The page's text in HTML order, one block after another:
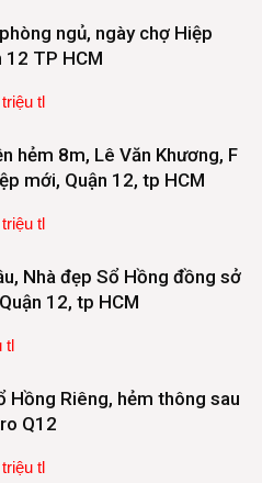
ngủ, ngày chợ Hiệp
12 TP HCM
tl
hẻm 8m, Lê Văn Khương, F
mới, Quận 12, tp HCM
tl
Nhà đẹp Sổ Hồng đồng sở
12, tp HCM
tl
Hồng Riêng, hẻm thông sau
Q12
tl